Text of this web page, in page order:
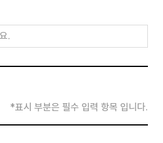
*표시 부분은 필수 입력 항목 입니다.